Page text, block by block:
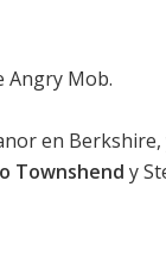
Angry Mob.
en
Townshend y